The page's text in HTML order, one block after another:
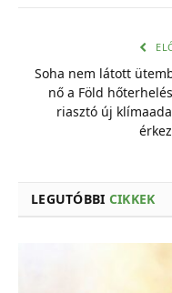
Soha nem látott
nő a Föld
riasztó új
LEGUTÓBBI CIKKEK